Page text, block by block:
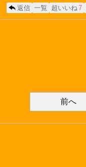
返信 一覧 超いいね7
前へ